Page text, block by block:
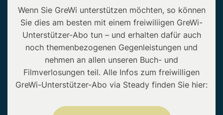
Wenn Sie GreWi unterstützen möchten, so können
Sie dies am besten mit einem freiwiliigen GreWi-
Unterstützer-Abo tun – und erhalten dafür auch
noch themenbezogenen Gegenleistungen und
nehmen an allen unseren Buch- und
Filmverlosungen teil. Alle Infos zum freiwilligen
GreWi-Unterstützer-Abo via Steady finden Sie hier: